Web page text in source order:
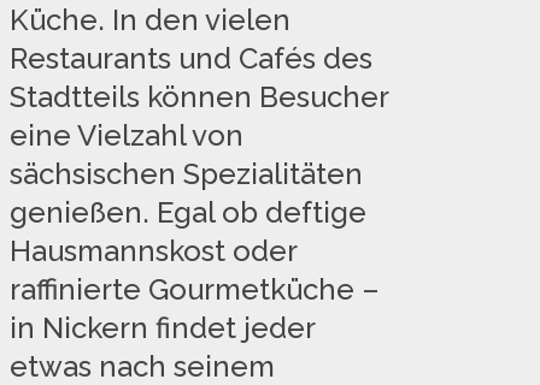
Küche. In den vielen
Restaurants und Cafés des
Stadtteils können Besucher
eine Vielzahl von
sächsischen Spezialitäten
genießen. Egal ob deftige
Hausmannskost oder
raffinierte Gourmetküche –
in Nickern findet jeder
etwas nach seinem